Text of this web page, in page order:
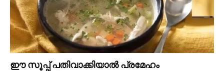
ഈ സൂപ്പ് പതിവാക്കിയാല്‍ പ്രമേഹം